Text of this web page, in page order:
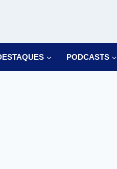
PODCASTS